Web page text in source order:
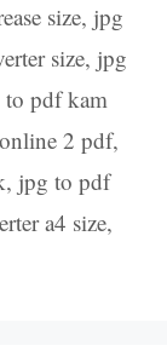
size, jpg
size, jpg
to pdf kam
2 pdf,
, jpg to pdf
a4 size,